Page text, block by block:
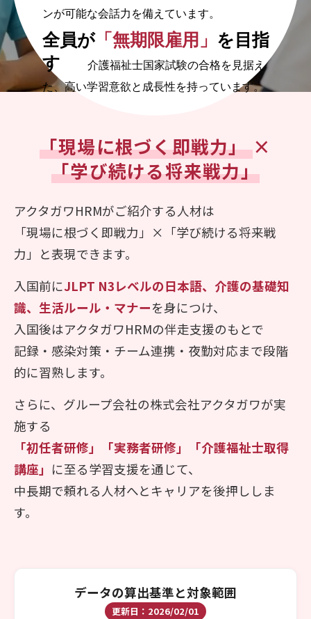
ンが可能な会話力を備えています。
全員が「無期限雇用」 を目指
す
介護福祉士国家試験の合格を見据え
た、高い学習意欲と成長性を持っています。
「現場に根づく即戦力」×
「学び続ける将来戦力」
アクタガワHRMがご紹介する人材は
「現場に根づく即戦力」×「学び続ける将来戦
力」と表現できます。
入国前にJLPT N3レベルの日本語、介護の基礎知
識、生活ルール・マナーを身につけ、
入国後はアクタガワHRMの伴走支援のもとで
記録・感染対策・チーム連携・夜勤対応まで段階
的に習熟します。
さらに、グループ会社の株式会社アクタガワが実
施する
「初任者研修」「実務者研修」「介護福祉士取得
講座」 に至る学習支援を通じて、
中長期で頼れる人材へとキャリアを後押ししま
す。
データの算出基準と対象範囲
更新日：2026/02/01